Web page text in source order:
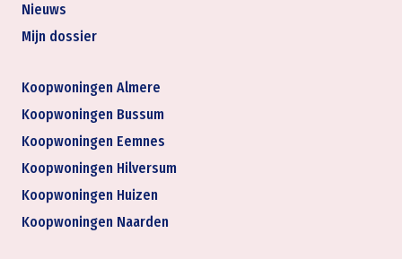
Nieuws
Mijn dossier
Koopwoningen Almere
Koopwoningen Bussum
Koopwoningen Eemnes
Koopwoningen Hilversum
Koopwoningen Huizen
Koopwoningen Naarden